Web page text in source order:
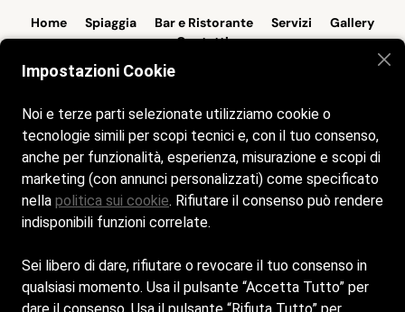
Home Spiaggia Bar e Ristorante Servizi
Gallery
Contatti
Siamo aperti tutti i giorni dalle 8:00 alle 23:00
Cookie Policy
Privacy Policy
Tirrenia Sas di Nolletti Evaristo Francesco - Sede Legale:
VIA DEI GINEPRI 42 - 01016 - MONTALTO DI CASTRO (VT) -
Impostazioni Cookie
Noi e terze parti selezionate utilizziamo cookie o
tecnologie simili per scopi tecnici e, con il tuo consenso,
anche per funzionalità, esperienza, misurazione e scopi di
marketing (con annunci personalizzati) come specificato
nella politica sui cookie. Rifiutare il consenso può rendere
indisponibili funzioni correlate.
Sei libero di dare, rifiutare o revocare il tuo consenso in
qualsiasi momento. Usa il pulsante “Accetta Tutto” per